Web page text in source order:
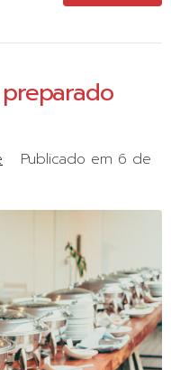
Publicado em 6 de